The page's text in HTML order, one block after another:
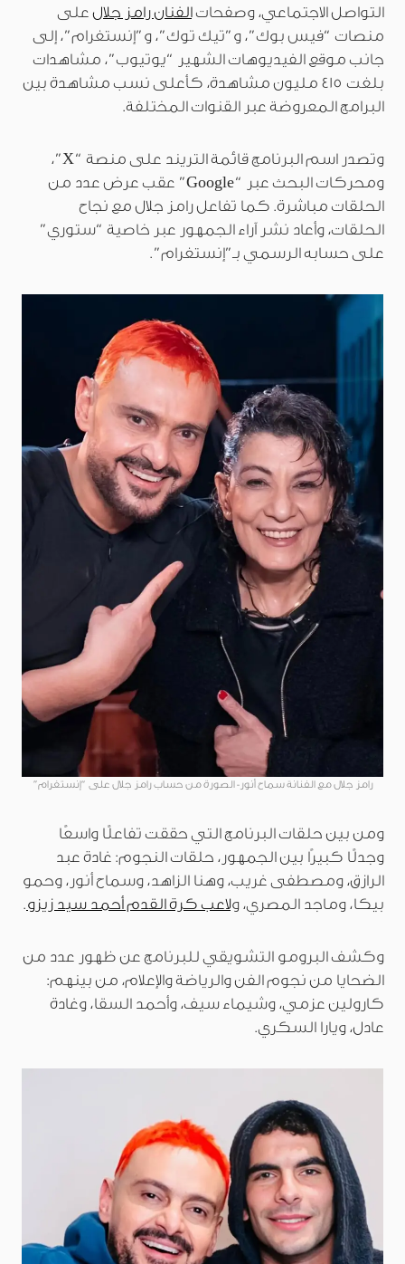
التواصل الاجتماعي، وصفحاتالفنان رامز جلال على
منصات “فيس بوك”، و”تيك توك”، و”إنستغرام”، إلى
جانب موقع الفيديوهات الشهير “يوتيوب”، مشاهدات
بلغت 415 مليون مشاهدة، كأعلى نسب مشاهدة بين
البرامج المعروضة عبر القنوات المختلفة.
وتصدر اسم البرنامج قائمة التريند على منصة “X”،
ومحركات البحث عبر “Google” عقب عرض عدد من
الحلقات مباشرة. كما تفاعل رامز جلال مع نجاح
الحلقات، وأعاد نشر آراء الجمهور عبر خاصية “ستوري”
على حسابه الرسمي بـ”إنستغرام”.
رامز جلال مع الفنانة سماح أنور- الصورة من حساب رامز جلال على “إنستغرام”
ومن بين حلقات البرنامج التي حققت تفاعلًا واسعًا
وجدلًا كبيرًا بين الجمهور، حلقات النجوم: غادة عبد
الرازق، ومصطفى غريب، وهنا الزاهد، وسماح أنور، وحمو
بيكا، وماجد المصري، ولاعب كرة القدم أحمد سيد زيزو.
وكشف البرومو التشويقي للبرنامج عن ظهور عدد من
الضحايا من نجوم الفن والرياضة والإعلام، من بينهم:
كارولين عزمي، وشيماء سيف، وأحمد السقا، وغادة
عادل، ويارا السكري.